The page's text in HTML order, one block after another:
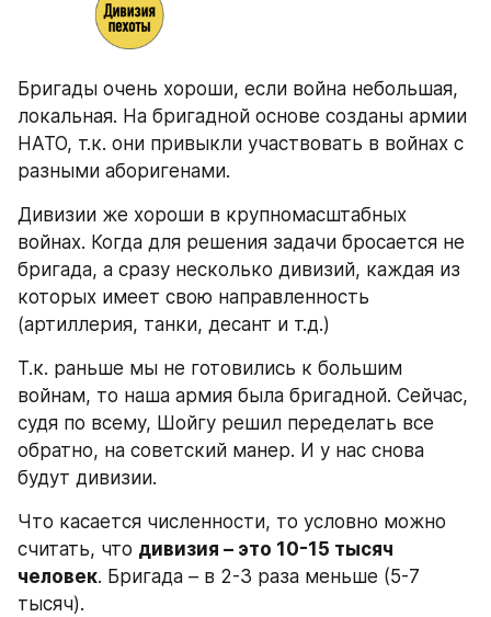
Бригады очень хороши, если война небольшая,
локальная. На бригадной основе созданы армии
НАТО, т.к. они привыкли участвовать в войнах с
разными аборигенами.
Дивизии же хороши в крупномасштабных
войнах. Когда для решения задачи бросается не
бригада, а сразу несколько дивизий, каждая из
которых имеет свою направленность
(артиллерия, танки, десант и т.д.)
Т.к. раньше мы не готовились к большим
войнам, то наша армия была бригадной. Сейчас,
судя по всему, Шойгу решил переделать все
обратно, на советский манер. И у нас снова
будут дивизии.
Что касается численности, то условно можно
считать, что дивизия – это 10-15 тысяч
человек. Бригада – в 2-3 раза меньше (5-7
тысяч).